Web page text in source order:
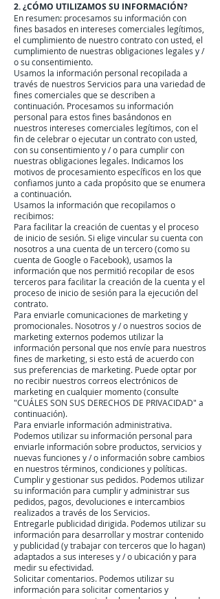
2. ¿CÓMO UTILIZAMOS SU INFORMACIÓN?
En resumen: procesamos su información con
fines basados ​​en intereses comerciales legítimos,
el cumplimiento de nuestro contrato con usted, el
cumplimiento de nuestras obligaciones legales y /
o su consentimiento.
Usamos la información personal recopilada a
través de nuestros Servicios para una variedad de
fines comerciales que se describen a
continuación. Procesamos su información
personal para estos fines basándonos en
nuestros intereses comerciales legítimos, con el
fin de celebrar o ejecutar un contrato con usted,
con su consentimiento y / o para cumplir con
nuestras obligaciones legales. Indicamos los
motivos de procesamiento específicos en los que
confiamos junto a cada propósito que se enumera
a continuación.
Usamos la información que recopilamos o
recibimos:
Para facilitar la creación de cuentas y el proceso
de inicio de sesión. Si elige vincular su cuenta con
nosotros a una cuenta de un tercero (como su
cuenta de Google o Facebook), usamos la
información que nos permitió recopilar de esos
terceros para facilitar la creación de la cuenta y el
proceso de inicio de sesión para la ejecución del
contrato.
Para enviarle comunicaciones de marketing y
promocionales. Nosotros y / o nuestros socios de
marketing externos podemos utilizar la
información personal que nos envíe para nuestros
fines de marketing, si esto está de acuerdo con
sus preferencias de marketing. Puede optar por
no recibir nuestros correos electrónicos de
marketing en cualquier momento (consulte
"CUÁLES SON SUS DERECHOS DE PRIVACIDAD" a
continuación).
Para enviarle información administrativa.
Podemos utilizar su información personal para
enviarle información sobre productos, servicios y
nuevas funciones y / o información sobre cambios
en nuestros términos, condiciones y políticas.
Cumplir y gestionar sus pedidos. Podemos utilizar
su información para cumplir y administrar sus
pedidos, pagos, devoluciones e intercambios
realizados a través de los Servicios.
Entregarle publicidad dirigida. Podemos utilizar su
información para desarrollar y mostrar contenido
y publicidad (y trabajar con terceros que lo hagan)
adaptados a sus intereses y / o ubicación y para
medir su efectividad.
Solicitar comentarios. Podemos utilizar su
información para solicitar comentarios y